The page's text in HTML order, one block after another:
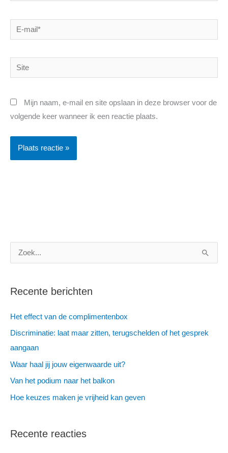
E-
mail*
Site
Mijn naam, e-mail en site opslaan in deze browser voor de
volgende keer wanneer ik een reactie plaats.
n
a
Recente berichten
Het effect van de complimentenbox
Discriminatie: laat maar zitten, terugschelden of het gesprek
aangaan
Waar haal jij jouw eigenwaarde uit?
Van het podium naar het balkon
Hoe keuzes maken je vrijheid kan geven
Recente reacties